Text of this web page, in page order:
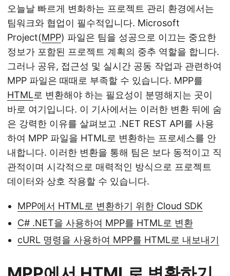
오늘날 빠르게 변화하는 프로젝트 관리 환경에서는
팀워크와 협업이 필수적입니다. Microsoft
Project(MPP) 파일은 팀을 성공으로 이끄는 중요한
정보가 포함된 프로젝트 계획의 중추 역할을 합니다.
그러나 공유, 접근성 및 실시간 공동 작업과 관련하여
MPP 파일은 때때로 부족할 수 있습니다. MPP를
HTML로 변환해야 하는 필요성이 분명해지는 곳이
바로 여기입니다. 이 기사에서는 이러한 변환 뒤에 숨
은 강력한 이유를 살펴보고 .NET REST API를 사용
하여 MPP 파일을 HTML로 변환하는 프로세스를 안
내합니다. 이러한 변환을 통해 팀은 보다 동적이고 직
관적이며 시각적으로 매력적인 방식으로 프로젝트
데이터와 상호 작용할 수 있습니다.
MPP에서 HTML로 변환하기 위한 Cloud SDK
C# .NET을 사용하여 MPP를 HTML로 변환
cURL 명령을 사용하여 MPP를 HTML로 내보내기